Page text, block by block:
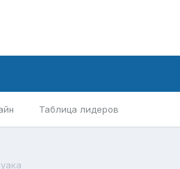
Таблица лидеров